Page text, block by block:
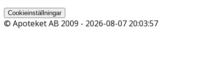
Cookieinställningar
© Apoteket AB 2009 - 2026-08-07 20:03:57